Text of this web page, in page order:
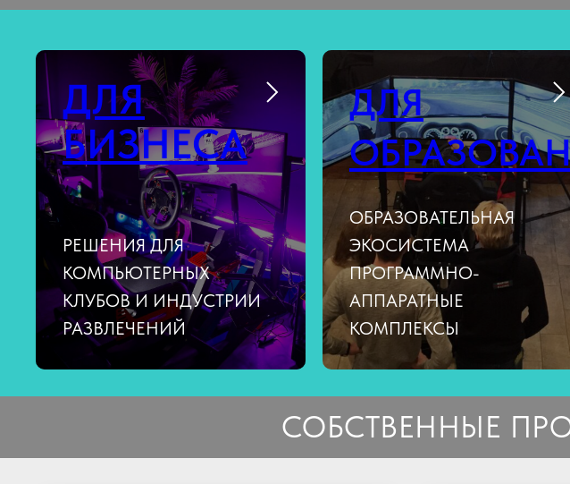
ДЛЯ
БИЗНЕСА
РЕШЕНИЯ ДЛЯ
КОМПЬЮТЕРНЫХ
КЛУБОВ И ИНДУСТРИИ
РАЗВЛЕЧЕНИЙ
ДЛЯ
ОБРАЗОВАТЕЛЬНАЯ
ЭКОСИСТЕМА
ПРОГРАММНО-
АППАРАТНЫЕ
КОМПЛЕКСЫ
СОБСТВЕННЫЕ